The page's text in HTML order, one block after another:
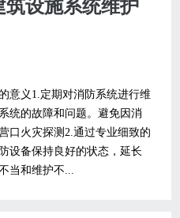
设施系统维护
意义1.定期对消防系统进行维
统的故障和问题。避免因消
口火灾探测2.通过专业细致的
设备保持良好的状态，延长
当和维护不...